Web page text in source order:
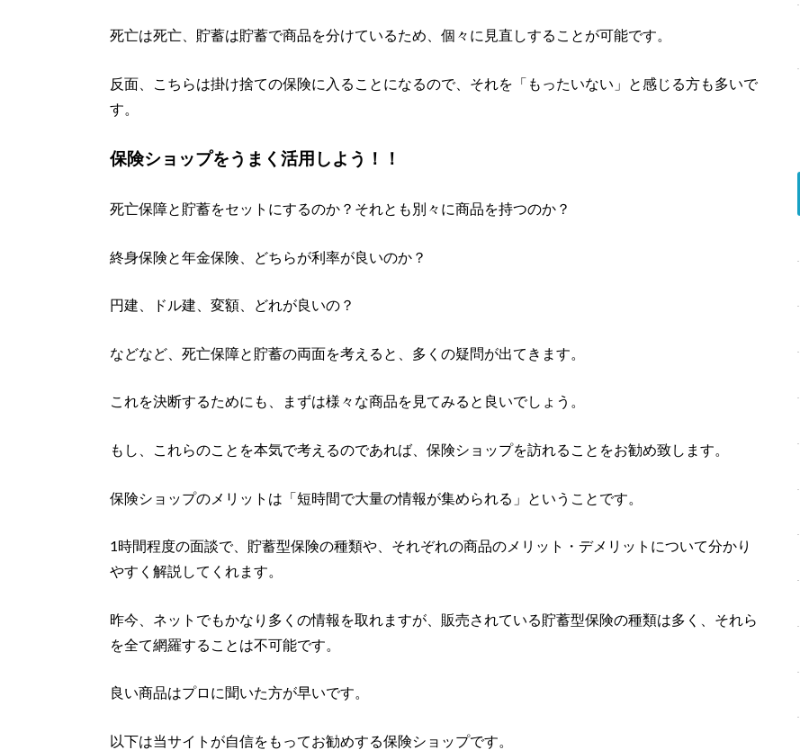
死亡は死亡、貯蓄は貯蓄で商品を分けているため、個々に見直しすることが可能です。
反面、こちらは掛け捨ての保険に入ることになるので、それを「もったいない」と感じる方も多いで
す。
保険ショップをうまく活用しよう！！
死亡保障と貯蓄をセットにするのか？それとも別々に商品を持つのか？
終身保険と年金保険、どちらが利率が良いのか？
円建、ドル建、変額、どれが良いの？
などなど、死亡保障と貯蓄の両面を考えると、多くの疑問が出てきます。
これを決断するためにも、まずは様々な商品を見てみると良いでしょう。
もし、これらのことを本気で考えるのであれば、保険ショップを訪れることをお勧め致します。
保険ショップのメリットは「短時間で大量の情報が集められる」ということです。
1時間程度の面談で、貯蓄型保険の種類や、それぞれの商品のメリット・デメリットについて分かり
やすく解説してくれます。
昨今、ネットでもかなり多くの情報を取れますが、販売されている貯蓄型保険の種類は多く、それら
を全て網羅することは不可能です。
良い商品はプロに聞いた方が早いです。
以下は当サイトが自信をもってお勧めする保険ショップです。